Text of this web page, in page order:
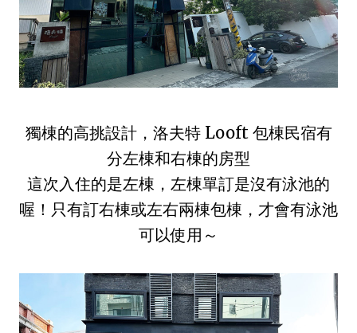
獨棟的高挑設計，洛夫特 Looft 包棟民宿有
分左棟和右棟的房型
這次入住的是左棟，左棟單訂是沒有泳池的
喔！只有訂右棟或左右兩棟包棟，才會有泳池
可以使用～